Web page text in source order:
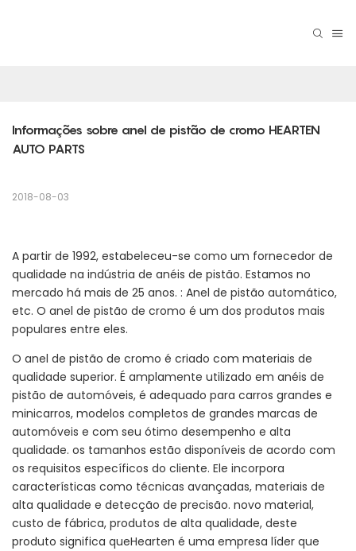
Informações sobre anel de pistão de cromo HEARTEN
AUTO PARTS
2018-08-03
A partir de 1992, estabeleceu-se como um fornecedor de
qualidade na indústria de anéis de pistão. Estamos no
mercado há mais de 25 anos. : Anel de pistão automático,
etc. O anel de pistão de cromo é um dos produtos mais
populares entre eles.
O anel de pistão de cromo é criado com materiais de
qualidade superior. É amplamente utilizado em anéis de
pistão de automóveis, é adequado para carros grandes e
minicarros, modelos completos de grandes marcas de
automóveis e com seu ótimo desempenho e alta
qualidade. os tamanhos estão disponíveis de acordo com
os requisitos específicos do cliente. Ele incorpora
características como técnicas avançadas, materiais de
alta qualidade e detecção de precisão. novo material,
custo de fábrica, produtos de alta qualidade, deste
produto significa queHearten é uma empresa líder que